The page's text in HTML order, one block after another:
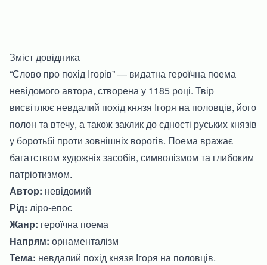
Зміст довідника
“Слово про похід Ігорів” — видатна героїчна поема
невідомого автора, створена у 1185 році. Твір
висвітлює невдалий похід князя Ігоря на половців, його
полон та втечу, а також заклик до єдності руських князів
у боротьбі проти зовнішніх ворогів. Поема вражає
багатством художніх засобів, символізмом та глибоким
патріотизмом.
Автор: невідомий
Рід: ліро-епос
Жанр: героїчна поема
Напрям: орнаменталізм
Тема: невдалий похід князя Ігоря на половців.